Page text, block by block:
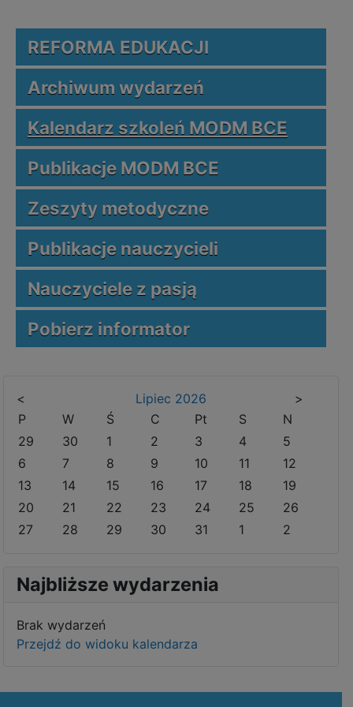
REFORMA EDUKACJI
Archiwum wydarzeń
Kalendarz szkoleń MODM BCE
Publikacje MODM BCE
Zeszyty metodyczne
Publikacje nauczycieli
Nauczyciele z pasją
Pobierz informator
< Lipiec 2026
>
P
W Ś C Pt S
N
29
30 1 2 3 4
5
6
7 8 9 10 11
12
13
14 15 16 17 18
19
20
21 22 23 24 25
26
27
28 29 30 31 1 2
Najbliższe wydarzenia
Brak wydarzeń
Przejdź do widoku kalendarza